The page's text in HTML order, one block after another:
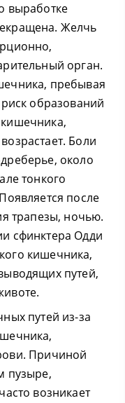
выработке
Желчь
орган.
пребывая
образований
Боли
около
тонкого
после
трапезы, ночью.
сфинктера Одди
кишечника,
путей,
путей из-за
Причиной
пузыре,
возникает